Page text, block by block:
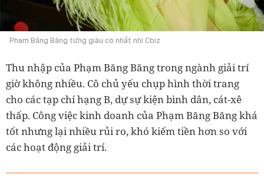
Phạm Băng Băng từng giàu có nhất nhì Cbiz
Thu nhập của Phạm Băng Băng trong ngành giải trí
giờ không nhiều. Cô chủ yếu chụp hình thời trang
cho các tạp chí hạng B, dự sự kiện bình dân, cát-xê
thấp. Công việc kinh doanh của Phạm Băng Băng khá
tốt nhưng lại nhiều rủi ro, khó kiếm tiền hơn so với
các hoạt động giải trí.